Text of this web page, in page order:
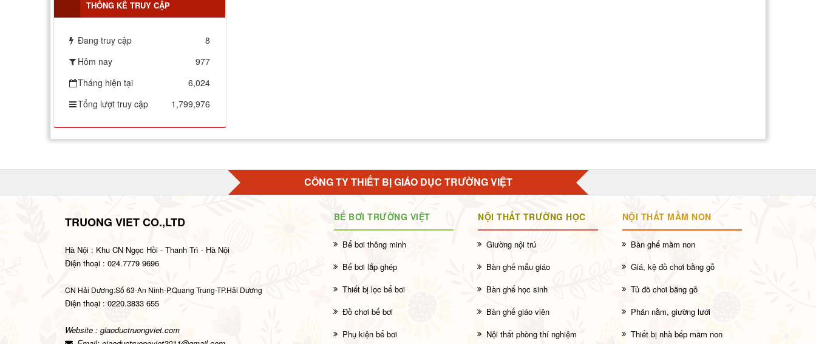
THỐNG KÊ TRUY CẬP
Đang truy cập
8
Hôm nay
977
Tháng hiện tại
6,024
Tổng lượt truy cập
1,799,976
CÔNG TY THIẾT BỊ GIÁO DỤC TRƯỜNG VIỆT
TRUONG VIET CO.,LTD
Hà Nội : Khu CN Ngọc Hồi - Thanh Trì - Hà Nội
Điện thoại : 024.7779 9696
CN Hải Dương:Số 63-An Ninh-P.Quang Trung-TP.Hải Dương
Điện thoại : 0220.3833 655
Website : giaoductruongviet.com
BỂ BƠI TRƯỜNG VIỆT
Bể bơi thông minh
Bể bơi lắp ghép
Thiết bị lọc bể bơi
Đồ chơi bể bơi
Phụ kiện bể bơi
NỘI THẤT TRƯỜNG HỌC
Giường nội trú
Bàn ghế mẫu giáo
Bàn ghế học sinh
Bàn ghế giáo viên
Nội thất phòng thí nghiệm
NỘI THẤT MẦM NON
Bàn ghế mầm non
Giá, kệ đồ chơi bằng gỗ
Tủ đồ chơi bằng gỗ
Phản nằm, giường lưới
Thiết bị nhà bếp mầm non